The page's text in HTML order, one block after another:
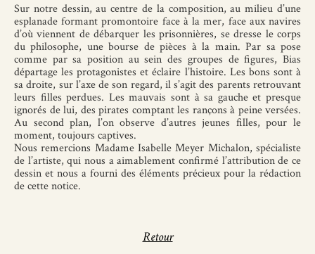
Sur notre dessin, au centre de la composition, au milieu d’une
esplanade formant promontoire face à la mer, face aux navires
d’où viennent de débarquer les prisonnières, se dresse le corps
du philosophe, une bourse de pièces à la main. Par sa pose
comme par sa position au sein des groupes de figures, Bias
départage les protagonistes et éclaire l’histoire. Les bons sont à
sa droite, sur l’axe de son regard, il s’agit des parents retrouvant
leurs filles perdues. Les mauvais sont à sa gauche et presque
ignorés de lui, des pirates comptant les rançons à peine versées.
Au second plan, l’on observe d’autres jeunes filles, pour le
moment, toujours captives.
Nous remercions Madame Isabelle Meyer Michalon, spécialiste
de l’artiste, qui nous a aimablement confirmé l’attribution de ce
dessin et nous a fourni des éléments précieux pour la rédaction
de cette notice.
Retour